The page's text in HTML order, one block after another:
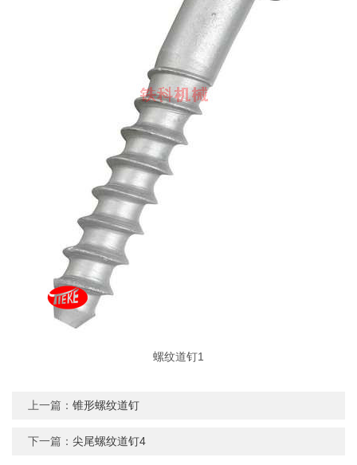
螺纹道钉1
上一篇：锥形螺纹道钉
下一篇： 尖尾螺纹道钉4